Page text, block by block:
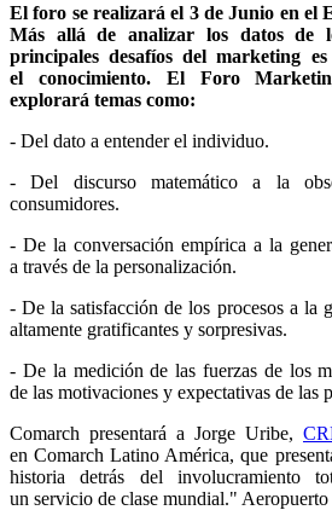
El foro se realizará el 3 de Junio en el
Más allá de analizar los datos de
principales desafíos del marketing
el conocimiento. El Foro
explorará temas como:
- Del dato a entender el individuo.
- Del discurso matemático a la
consumidores.
- De la conversación empírica a la
a través de la personalización.
- De la satisfacción de los procesos a la
altamente gratificantes y sorpresivas.
- De la medición de las fuerzas de los
de las motivaciones y expectativas de las
Comarch presentará a Jorge Uribe,
en Comarch Latino América, que
historia detrás del involucramiento
un servicio de clase mundial."